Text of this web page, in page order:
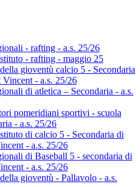
- rafting - a.s. 25/26
- rafting - maggio 25
gioventù calcio 5 - Secondaria
Vincent - a.s. 25/26
di atletica – Secondaria - a.s.
pomeridiani sportivi - scuola
- a.s. 25/26
di calcio 5 - Secondaria di
- a.s. 25/26
di Baseball 5 - secondaria di
- a.s. 25/26
gioventù - Pallavolo - a.s.